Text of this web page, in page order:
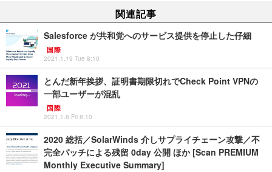
関連記事
Salesforce が共和党へのサービス提供を停止した仔細
国際
2021.1.19 Tue 8:10
とんだ新年挨拶、証明書期限切れでCheck Point VPNの
一部ユーザーが混乱
国際
2021.1.8 Fri 8:10
2020 総括／SolarWinds 介しサプライチェーン攻撃／不
完全パッチによる残留 0day 公開 ほか [Scan PREMIUM
Monthly Executive Summary]